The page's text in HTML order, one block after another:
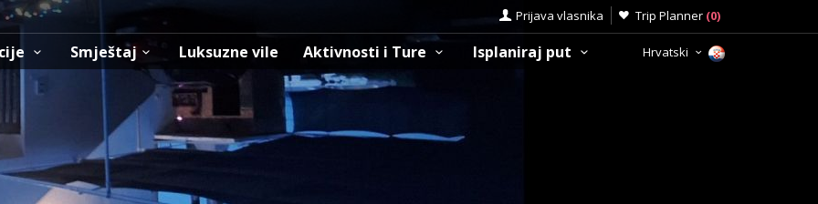
Prijava vlasnika Trip Planner (0)
Smještaj Luksuzne vile Aktivnosti i Ture Isplaniraj put Hrvatski